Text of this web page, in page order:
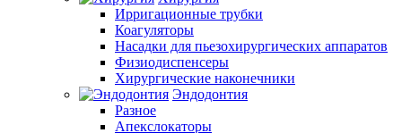
Ирригационные трубки
Коагуляторы
Насадки для пьезохирургических аппаратов
Физиодиспенсеры
Хирургические наконечники
Эндодонтия
Разное
Апекслокаторы